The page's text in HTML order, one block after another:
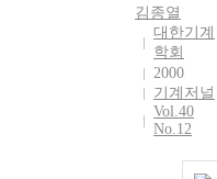
김종열
대한기계
학회
2000
기계저널
Vol.40
No.12